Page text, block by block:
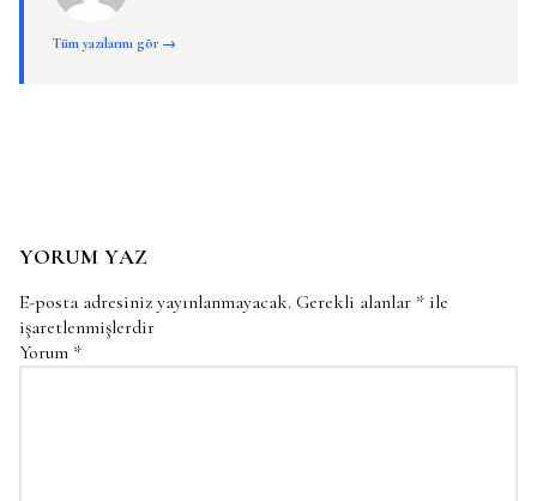
Tüm yazılarını gör →
YORUM YAZ
E-posta adresiniz yayınlanmayacak. Gerekli alanlar * ile
işaretlenmişlerdir
Yorum *